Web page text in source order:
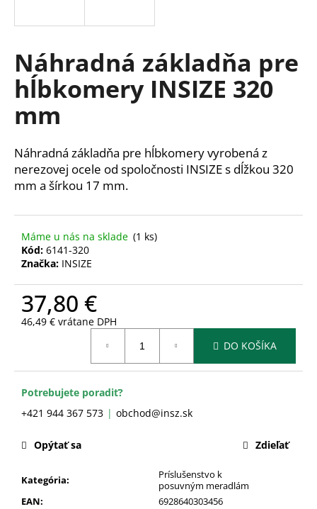
Náhradná základňa pre
hĺbkomery INSIZE 320
mm
Náhradná základňa pre hĺbkomery vyrobená z
nerezovej ocele od spoločnosti INSIZE s dĺžkou 320
mm a šírkou 17 mm.
Máme u nás na sklade (1 ks)
Kód: 6141-320
Značka: INSIZE
37,80 €
46,49 € vrátane DPH
DO KOŠÍKA
Potrebujete poradiť?
+421 944 367 573
obchod@insz.sk
Kategória:
Príslušenstvo k
posuvným meradlám
EAN:
6928640303456
Opýtať sa Zdieľať
s
ť
?
HĽADAŤ
d
p
o
r
ú
e